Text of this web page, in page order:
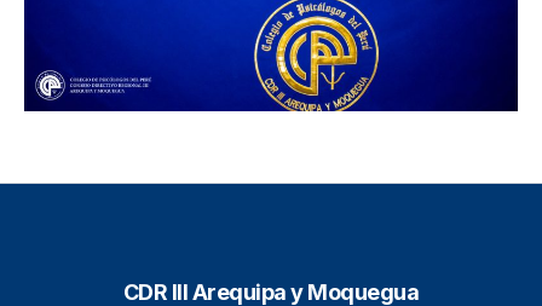
CDR III Arequipa y Moquegua